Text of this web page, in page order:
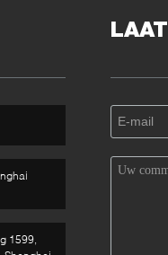
1599,